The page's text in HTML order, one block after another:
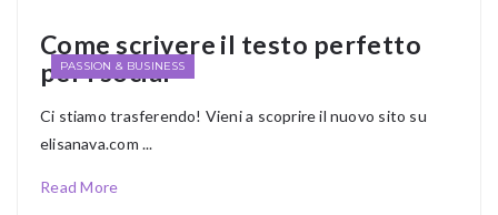
Come scrivere il testo perfetto
per i social
Ci stiamo trasferendo! Vieni a scoprire il nuovo sito su
elisanava.com ...
Read More
PASSION & BUSINESS